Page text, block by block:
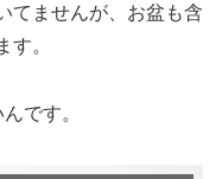
てませんが、お盆も含
す。
です。